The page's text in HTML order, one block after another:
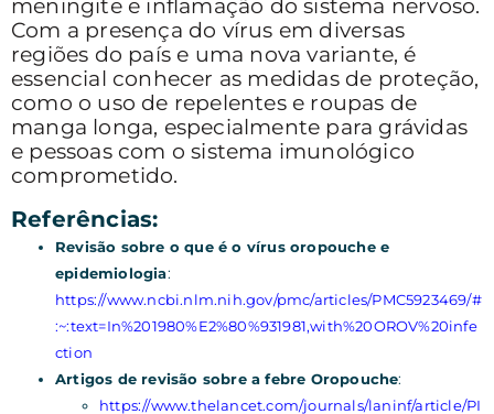
meningite e inflamação do sistema nervoso.
Com a presença do vírus em diversas
regiões do país e uma nova variante, é
essencial conhecer as medidas de proteção,
como o uso de repelentes e roupas de
manga longa, especialmente para grávidas
e pessoas com o sistema imunológico
comprometido.
Referências:
Revisão sobre o que é o vírus oropouche e
epidemiologia:
https://www.ncbi.nlm.nih.gov/pmc/articles/PMC5923469/#
:~:text=In%201980%E2%80%931981,with%20OROV%20infe
ction
Artigos de revisão sobre a febre Oropouche:
https://www.thelancet.com/journals/laninf/article/PI